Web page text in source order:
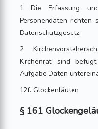
1 Die Erfassung
Personendaten richten
Datenschutzgesetz.
2
Kirchenrat sind
Aufgabe Daten
12f. Glockenläuten
§ 161